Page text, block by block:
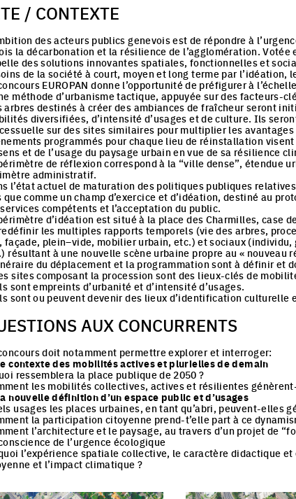
/ CONTEXTE
des acteurs publics genevois est de répondre à
la décarbonation et la résilience de l’agglomération. Votée
des solutions innovantes spatiales, fonctionnelles et
de la société à court, moyen et long terme par l’idéation,
EUROPAN donne l’opportunité de préfigurer à
méthode d’urbanisme tactique, appuyée sur des facteurs-
arbres destinés à créer des ambiances de fraîcheur seront
diversifiées, d’intensité d’usages et de culture. Ils
sur des sites similaires pour multiplier les
programmés pour chaque lieu de réinstallation
et de l’usage du paysage urbain en vue de sa résilience
de réflexion correspond à la “ville dense”, étendue
administratif.
l’état actuel de maturation des politiques publiques
que comme un champ d’exercice et d’idéation, destiné au
compétents et l’acceptation du public.
d’idéation est situé à la place des Charmilles, case
les multiples rapports temporels (vie des arbres,
façade, plein–vide, mobilier urbain, etc.) et sociaux
résultant à une nouvelle scène urbaine propre au « nouveau
du déplacement et la programmation sont à définir et
sites composant la procession sont des lieux-clés de
sont empreints d’urbanité et d’intensité d’usages.
sont ou peuvent devenir des lieux d’identification
AUX CONCURRENTS
doit notamment permettre explorer et interroger:
contexte des mobilités actives et plurielles de demain
ressemblera la place publique de 2050 ?
les mobilités collectives, actives et résilientes
nouvelle définition d’un espace public et d’usages
usages les places urbaines, en tant qu’abri, peuvent-elles
la participation citoyenne prend-t’elle part à ce
l’architecture et le paysage, au travers d’un projet de
de l’urgence écologique
l’expérience spatiale collective, le caractère didactique
et l’impact climatique ?